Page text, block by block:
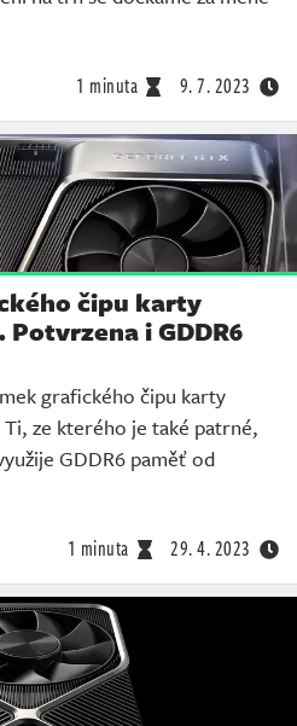
1 minuta 9. 7. 2023
čipu karty
Potvrzena i GDDR6
grafického čipu karty
ze kterého je také patrné,
GDDR6 paměť od
1 minuta 29. 4. 2023